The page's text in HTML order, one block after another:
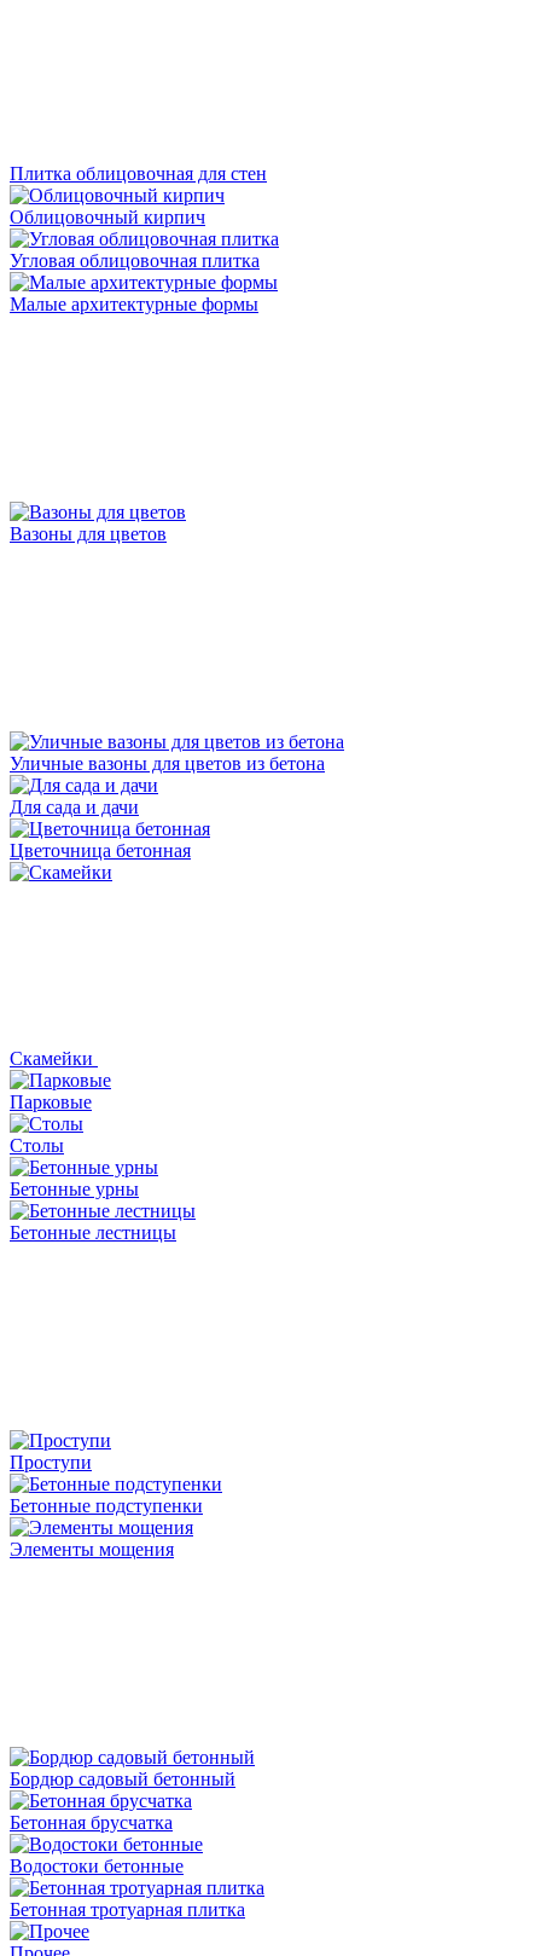
Плитка облицовочная для стен
Облицовочный кирпич
Угловая облицовочная плитка
Малые архитектурные формы
Вазоны для цветов
Уличные вазоны для цветов из бетона
Для сада и дачи
Цветочница бетонная
Скамейки
Парковые
Столы
Бетонные урны
Бетонные лестницы
Проступи
Бетонные подступенки
Элементы мощения
Бордюр садовый бетонный
Бетонная брусчатка
Водостоки бетонные
Бетонная тротуарная плитка